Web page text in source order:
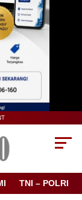
TNI – POLRI